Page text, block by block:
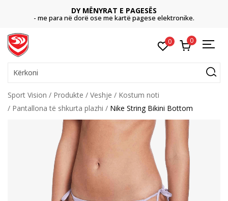
DY MËNYRAT E PAGESËS
- me para në dorë ose me kartë pagese elektronike.
0 0
Kërkoni
Sport Vision Produkte Veshje
Kostum noti
Pantallona të shkurta plazhi
Nike String Bikini Bottom